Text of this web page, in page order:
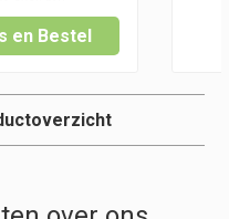
en Bestel